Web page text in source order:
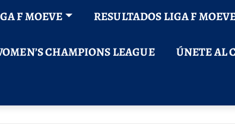
F MOEVE RESULTADOS LIGA F
CHAMPIONS LEAGUE ÚNETE AL